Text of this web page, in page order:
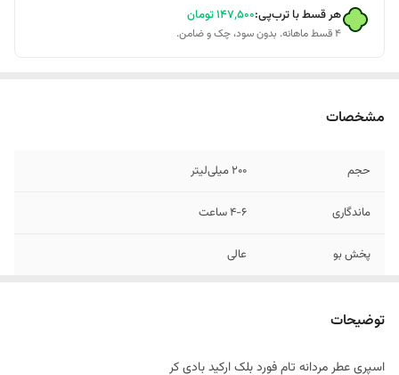
هر قسط با ترب‌پی:۱۴۷٬۵۰۰تومان
۴ قسط ماهانه. بدون سود، چک و ضامن.
مشخصات
حجم 200 میلی‌لیتر
ماندگاری 4-6 ساعت
پخش بو عالی
توضیحات
اسپری عطر مردانه تام فورد بلک ارکید بادی کر